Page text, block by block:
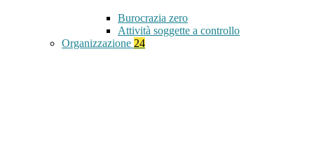
Burocrazia zero
Attività soggette a controllo
Organizzazione 24